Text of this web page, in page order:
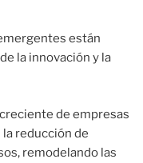
están
la innovación y la
de empresas
reducción de
remodelando las